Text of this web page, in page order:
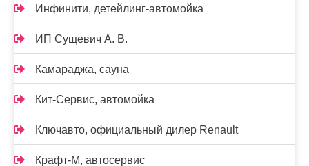
Инфинити, детейлинг-автомойка
ИП Сущевич А. В.
Камараджа, сауна
Кит-Сервис, автомойка
Ключавто, официальный дилер Renault
Крафт-М, автосервис